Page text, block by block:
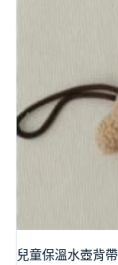
兒童保溫水壺背帶